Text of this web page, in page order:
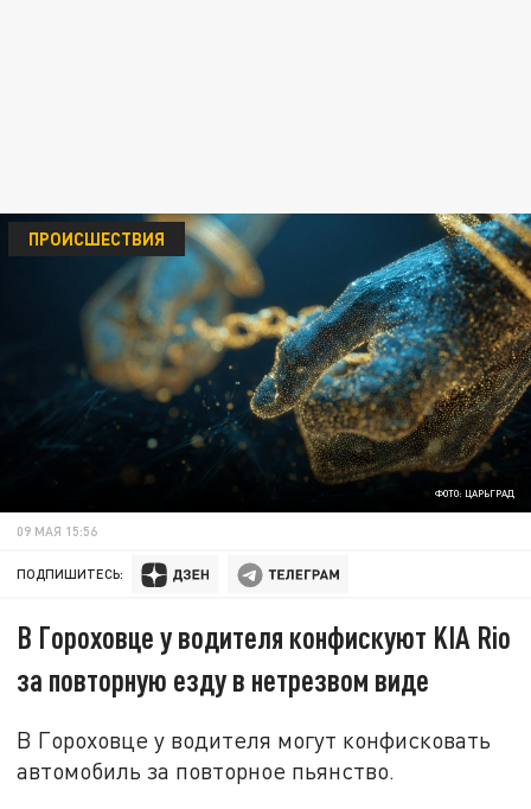
ФОТО: ЦАРЬГРАД
ПРОИСШЕСТВИЯ
09 МАЯ 15:56
ПОДПИШИТЕСЬ:
В Гороховце у водителя конфискуют KIA Rio
за повторную езду в нетрезвом виде
В Гороховце у водителя могут конфисковать
автомобиль за повторное пьянство.